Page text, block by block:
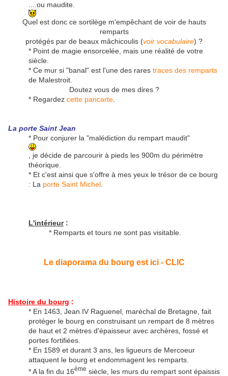
....ou maudite.
Quel est donc ce sortilège m'empêchant de voir de hauts
remparts
protégés par de beaux mâchicoulis (voir vocabulaire) ?
* Point de magie ensorcelée, mais une réalité de votre
siècle.
* Ce mur si "banal" est l'une des rares traces des remparts
de Malestroit.
Doutez vous de mes dires ?
* Regardez cette pancarte
La porte Saint Jean
* Pour conjurer la "malédiction du rempart maudit"
, je décide de parcourir à pieds les 900m du périmètre
théorique.
* Et c'est ainsi que s'offre à mes yeux le trésor de ce bourg
: La porte Saint Michel
L'intérieur:
* Remparts et tours ne sont pas visitable.
Le diaporama du bourg est ici - CLIC
Histoire du bourg :
* En 1463, Jean IV Raguenel, maréchal de Bretagne, fait
protéger le bourg en construisant un rempart de 8 mètres
de haut et 2 mètres d'épaisseur avec archères, fossé et
portes fortifiées.
* En 1589 et durant 3 ans, les ligueurs de Mercoeur
attaquent le bourg et endommagent les remparts.
* A la fin du 16ème siècle, les murs du rempart sont épaissis